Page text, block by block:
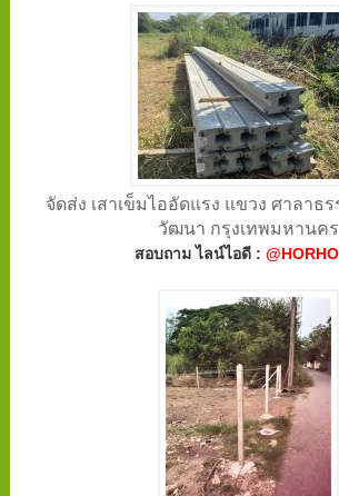
จัดส่ง เสาเข็มไออัดแรง แขวง ศาลาธ
วัฒนา กรุงเทพมหานคร
สอบถาม ไลน์ไอดี :